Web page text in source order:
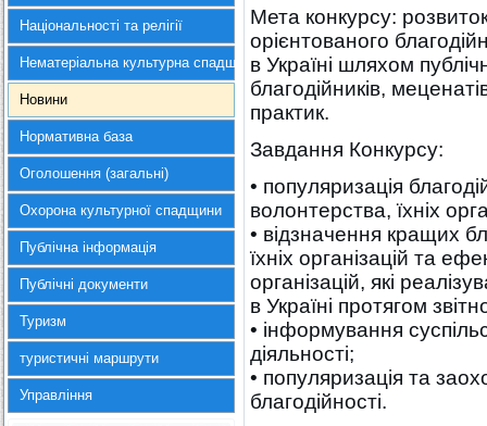
Національності та релігії
Нематеріальна культурна спадщина
Новини
Нормативна база
Оголошення (загальні)
Охорона культурної спадщини
Публічна інформація
Публічні документи
Туризм
туристичні маршрути
Управління
Мета конкурсу:
орієнтованого
в Україні шляхом
благодійників,
практик.
Завдання Конкурсу:
• популяризація
волонтерства, їхніх
• відзначення кращих
їхніх організацій та
організацій, які
в Україні протягом
• інформування
діяльності;
• популяризація та
благодійності.